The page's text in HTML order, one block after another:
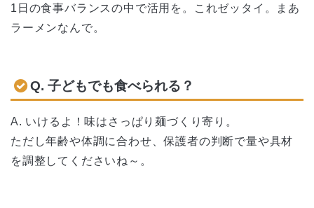
1日の食事バランスの中で活用を。これゼッタイ。まあ
ラーメンなんで。
Q. 子どもでも食べられる？
A. いけるよ！味はさっぱり麺づくり寄り。
ただし年齢や体調に合わせ、保護者の判断で量や具材
を調整してくださいね～。